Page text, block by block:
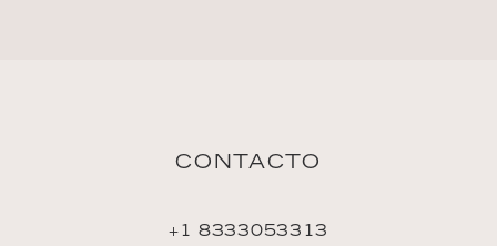
CONTACTO
+1 8333053313